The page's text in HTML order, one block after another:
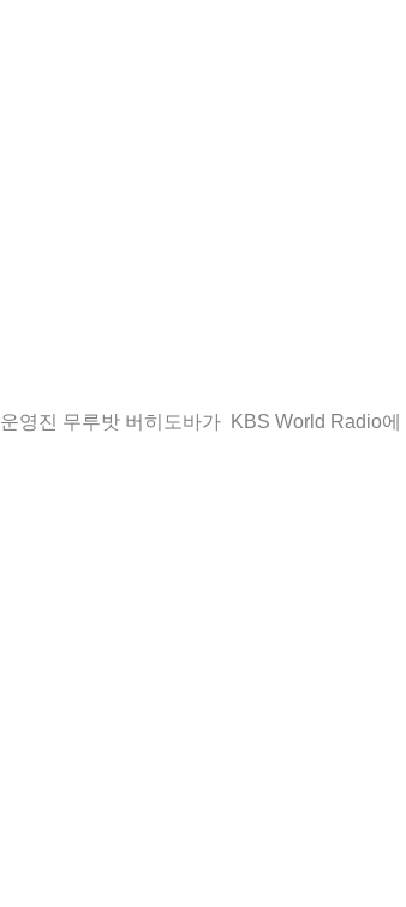
영진 무루밧 버히도바가  KBS World Radio에